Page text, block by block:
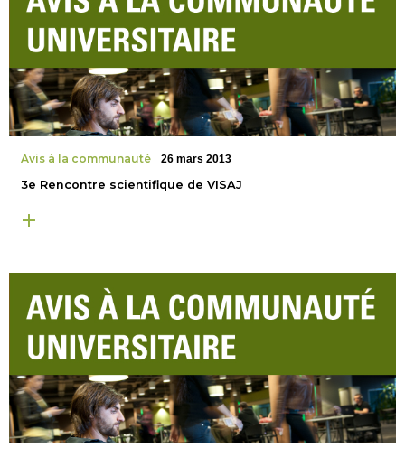
Avis à la communauté 26 mars 2013
3e Rencontre scientifique de VISAJ